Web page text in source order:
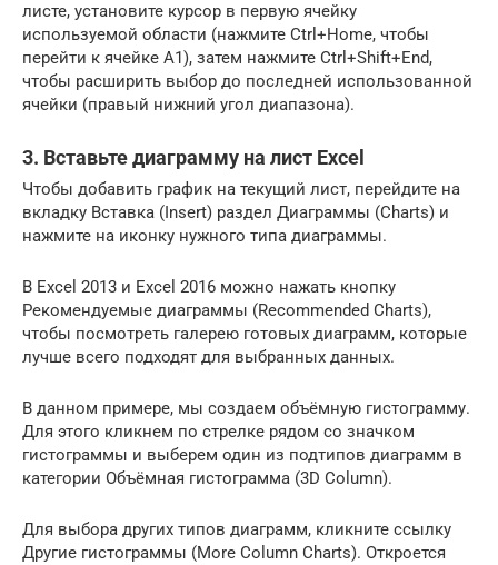
листе, установите курсор в первую ячейку
используемой области (нажмите Ctrl+Home, чтобы
перейти к ячейке А1), затем нажмите Ctrl+Shift+End,
чтобы расширить выбор до последней использованной
ячейки (правый нижний угол диапазона).
3. Вставьте диаграмму на лист Excel
Чтобы добавить график на текущий лист, перейдите на
вкладку Вставка (Insert) раздел Диаграммы (Charts) и
нажмите на иконку нужного типа диаграммы.
В Excel 2013 и Excel 2016 можно нажать кнопку
Рекомендуемые диаграммы (Recommended Charts),
чтобы посмотреть галерею готовых диаграмм, которые
лучше всего подходят для выбранных данных.
В данном примере, мы создаем объёмную гистограмму.
Для этого кликнем по стрелке рядом со значком
гистограммы и выберем один из подтипов диаграмм в
категории Объёмная гистограмма (3D Column).
Для выбора других типов диаграмм, кликните ссылку
Другие гистограммы (More Column Charts). Откроется